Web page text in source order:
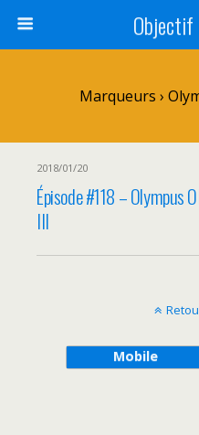
Objectif
Marqueurs ›
2018/01/20
Épisode #118 – Olympus
III
Mobile